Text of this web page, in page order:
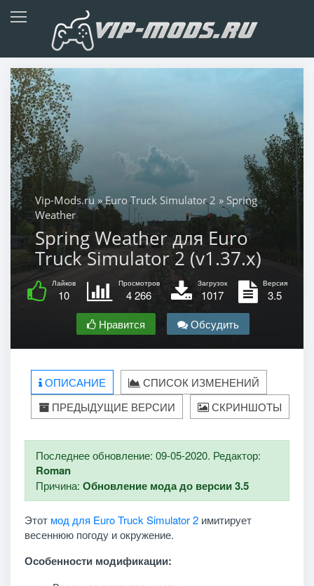
Vip-Mods.ru »Euro Truck Simulator 2 » Spring
Weather
Spring Weather для Euro
Truck Simulator 2 (v1.37.x)
Лайков
10
Просмотров
4 266
Загрузок
1017
Версия
3.5
Нравится
Обсудить
ОПИСАНИЕ
СПИСОК ИЗМЕНЕНИЙ
ПРЕДЫДУЩИЕ ВЕРСИИ
СКРИНШОТЫ
Последнее обновление: 09-05-2020. Редактор:
Roman
Причина: Обновление мода до версии 3.5
Этот мод для Euro Truck Simulator 2имитирует
весеннюю погоду и окружение.
Особенности модификации: